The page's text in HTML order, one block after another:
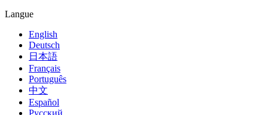
Langue
English
Deutsch
日本語
Français
Português
中文
Español